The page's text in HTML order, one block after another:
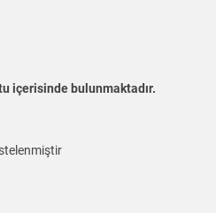
içerisinde bulunmaktadır.